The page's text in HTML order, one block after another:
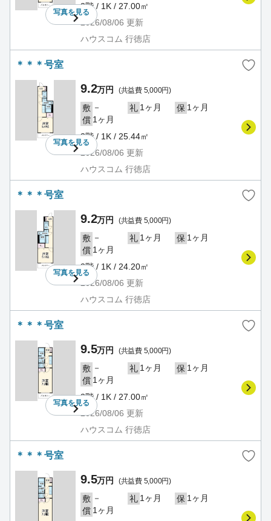
写真を見る
3階 / 1K / 27.00㎡
2026/08/06 更新
ハウスコム 行徳店
＊＊＊号室
写真を見る
9.2万円 (共益費 5,000円)
敷 － 礼 1ヶ月 保 1ヶ月
償 1ヶ月
3階 / 1K / 25.44㎡
2026/08/06 更新
ハウスコム 行徳店
＊＊＊号室
写真を見る
9.2万円 (共益費 5,000円)
敷 － 礼 1ヶ月 保 1ヶ月
償 1ヶ月
3階 / 1K / 24.20㎡
2026/08/06 更新
ハウスコム 行徳店
＊＊＊号室
写真を見る
9.5万円 (共益費 5,000円)
敷 － 礼 1ヶ月 保 1ヶ月
償 1ヶ月
3階 / 1K / 27.00㎡
2026/08/06 更新
ハウスコム 行徳店
＊＊＊号室
9.5万円 (共益費 5,000円)
敷 － 礼 1ヶ月 保 1ヶ月
償 1ヶ月